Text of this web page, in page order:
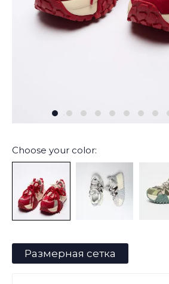
Choose your color:
Размерная сетка